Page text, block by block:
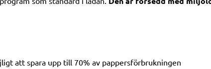
att spara upp till 70% av pappersförbrukningen